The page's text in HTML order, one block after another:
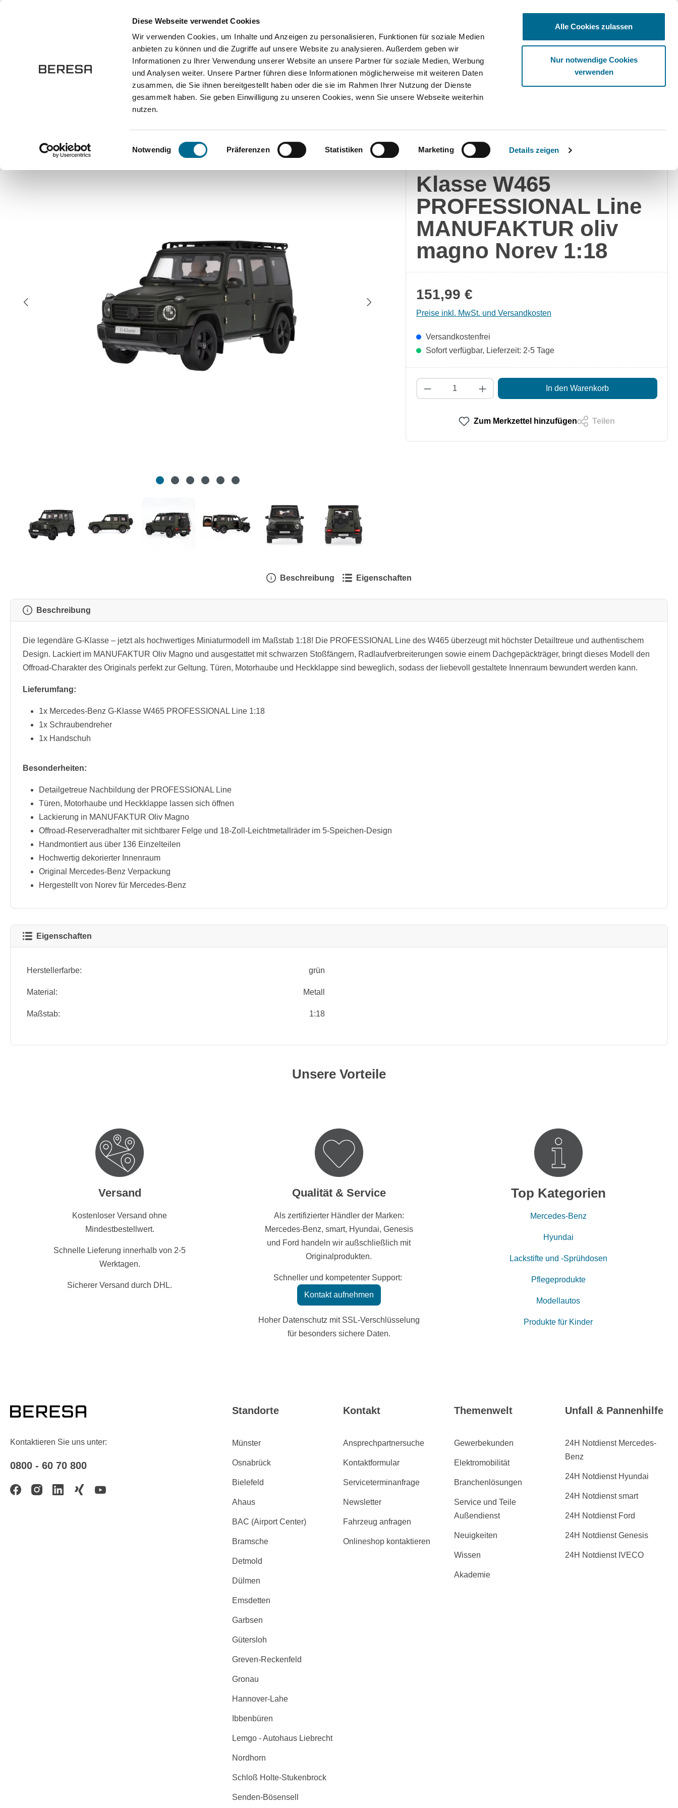
Diese Webseite verwendet Cookies
Wir verwenden Cookies, um Inhalte und Anzeigen zu personalisieren, Funktionen für soziale Medien
anbieten zu können und die Zugriffe auf unsere Website zu analysieren. Außerdem geben wir
Informationen zu Ihrer Verwendung unserer Website an unsere Partner für soziale Medien, Werbung
und Analysen weiter. Unsere Partner führen diese Informationen möglicherweise mit weiteren Daten
zusammen, die Sie ihnen bereitgestellt haben oder die sie im Rahmen Ihrer Nutzung der Dienste
gesammelt haben. Sie geben Einwilligung zu unseren Cookies, wenn Sie unsere Webseite weiterhin
nutzen.
Einwilligungsauswahl
Notwendig Präferenzen Statistiken Marketing Details zeigen
Alle Cookies zulassen
Nur notwendige Cookies
verwenden
Onlineshop
Maßstab 1:18
Norev
Mercedes-Benz G-
Klasse W465
PROFESSIONAL Line
MANUFAKTUR oliv
magno Norev 1:18
151,99 €
Preise inkl. MwSt. und Versandkosten
Versandkostenfrei
Sofort verfügbar, Lieferzeit: 2-5 Tage
Produkt Anzahl: Gib den gewünschten Wert
In den Warenkorb
Zum Merkzettel hinzufügen Teilen
Beschreibung Eigenschaften
Beschreibung
Die legendäre G-Klasse – jetzt als hochwertiges Miniaturmodell im Maßstab 1:18! Die PROFESSIONAL Line des W465 überzeugt mit höchster Detailtreue und authentischem
Design. Lackiert im MANUFAKTUR Oliv Magno und ausgestattet mit schwarzen Stoßfängern, Radlaufverbreiterungen sowie einem Dachgepäckträger, bringt dieses Modell den
Offroad-Charakter des Originals perfekt zur Geltung. Türen, Motorhaube und Heckklappe sind beweglich, sodass der liebevoll gestaltete Innenraum bewundert werden kann.
Lieferumfang:
1x Mercedes-Benz G-Klasse W465 PROFESSIONAL Line 1:18
1x Schraubendreher
1x Handschuh
Besonderheiten:
Detailgetreue Nachbildung der PROFESSIONAL Line
Türen, Motorhaube und Heckklappe lassen sich öffnen
Lackierung in MANUFAKTUR Oliv Magno
Offroad-Reserveradhalter mit sichtbarer Felge und 18-Zoll-Leichtmetallräder im 5-Speichen-Design
Handmontiert aus über 136 Einzelteilen
Hochwertig dekorierter Innenraum
Original Mercedes-Benz Verpackung
Hergestellt von Norev für Mercedes-Benz
Eigenschaften
Herstellerfarbe: grün
Material: Metall
Maßstab: 1:18
Unsere Vorteile
Versand
Kostenloser Versand ohne
Mindestbestellwert.
Schnelle Lieferung innerhalb von 2-5
Werktagen.
Sicherer Versand durch DHL.
Qualität & Service
Als zertifizierter Händler der Marken:
Mercedes-Benz, smart, Hyundai, Genesis
und Ford handeln wir außschließlich mit
Originalprodukten.
Schneller und kompetenter Support:
Kontakt aufnehmen
Hoher Datenschutz mit SSL-Verschlüsselung
für besonders sichere Daten.
Top Kategorien
Mercedes-Benz
Hyundai
Lackstifte und -Sprühdosen
Pflegeprodukte
Modellautos
Produkte für Kinder
Kontaktieren Sie uns unter:
0800 - 60 70 800
Standorte
Münster
Osnabrück
Bielefeld
Ahaus
BAC (Airport Center)
Bramsche
Detmold
Dülmen
Emsdetten
Garbsen
Gütersloh
Greven-Reckenfeld
Gronau
Hannover-Lahe
Ibbenbüren
Lemgo - Autohaus Liebrecht
Nordhorn
Schloß Holte-Stukenbrock
Senden-Bösensell
Kontakt
Ansprechpartnersuche
Kontaktformular
Serviceterminanfrage
Newsletter
Fahrzeug anfragen
Onlineshop kontaktieren
Themenwelt
Gewerbekunden
Elektromobilität
Branchenlösungen
Service und Teile
Außendienst
Neuigkeiten
Wissen
Akademie
Unfall & Pannenhilfe
24H Notdienst Mercedes-
Benz
24H Notdienst Hyundai
24H Notdienst smart
24H Notdienst Ford
24H Notdienst Genesis
24H Notdienst IVECO